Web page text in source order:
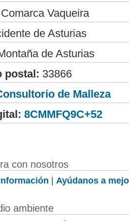
Comarca Vaqueira
de Asturias
de Asturias
postal: 33866
de Malleza
8CMMFQ9C+52
con nosotros
| Ayúdanos a
ambiente